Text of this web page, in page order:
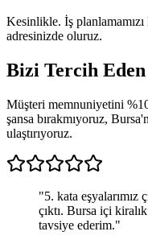
Kesinlikle. İş planlamamızı
adresinizde oluruz.
Bizi Tercih Eden
Müşteri memnuniyetini
şansa bırakmıyoruz,
ulaştırıyoruz.
"5. kata eşyalarımız
çıktı. Bursa içi
tavsiye ederim."